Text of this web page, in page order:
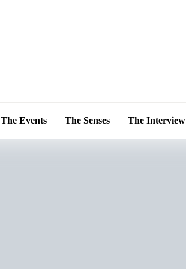
The Events The Senses The Interview